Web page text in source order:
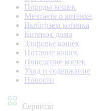
Породы кошек
Мечтаете о котенке
Выбираем котенка
Котенок дома
Здоровье кошек
Питание кошек
Поведение кошек
Уход и содержание
Новости
Сервисы